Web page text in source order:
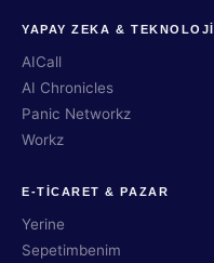
YAPAY ZEKA & TEKNOLOJİ
AICall
AI Chronicles
Panic Networkz
Workz
E-TİCARET & PAZAR
Yerine
Sepetimbenim